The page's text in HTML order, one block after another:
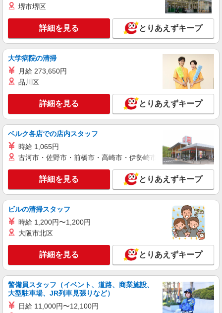
ＳＯＭＰＯケア ラヴィーレ 二子玉川
NEW
調理・食器洗浄・発注
時給1360円〜1510円 ※経験等による ★早朝時
給（5:00〜8:00）時給＋100円 ★希望収入があり
ましたら、ご相談いただければ希望条件に合うか
の確認もいたします。 ★時間外手当別途支給 ★上
記金額は働きがい向上手当を含みます。 ★働きが
い向上手当※26年6月改定（地域により異なる）
社会保険加入者は更に＋50円
キープ 詳細を見る
アルバイト パート
コンパスグループ・ジャパン株式会社 39654_p
NEW
調理員【アルバイト・パート】
(試用期間2ヶ月) 残業が発生した場合、残業代を1
三軒茶屋リハビリテーション病院 （東京都世
田谷区１丁目２４－３）
キープ 詳細を見る
アルバイト パート
そんぽの家 成城南
NEW
調理補助スタッフ
時給1360円〜1460円 ※経験等による ★早朝時
給設定あり ★希望収入がありましたら、ご相談い
ただければ希望条件に合うかの確認もいたしま
す。 ★時間外手当別途支給 ★上記金額は働きがい
向上手当を含みます。 ★働きがい向上手当※26年
6月改定（地域により異なる） 社会保険加入者
東京都世田谷区喜多見1丁目31-10
キープ 詳細を見る
堺市堺区
詳細を見る とりあえずキープ
大学病院の清掃
月給 273,650円
品川区
詳細を見る とりあえずキープ
ベルク各店での店内スタッフ
時給 1,065円
古河市・佐野市・前橋市・高崎市・伊勢崎市・太田市・館林市
詳細を見る とりあえずキープ
ビルの清掃スタッフ
時給 1,200円〜1,200円
大阪市北区
詳細を見る とりあえずキープ
警備員スタッフ（イベント、道路、商業施設、
大型駐車場、JR列車見張りなど）
日給 11,000円〜12,100円